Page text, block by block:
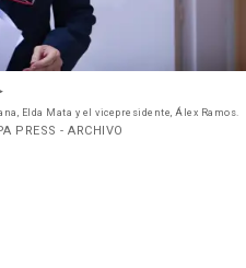
Elda Mata y el vicepresidente, Álex Ramos.
PRESS - ARCHIVO